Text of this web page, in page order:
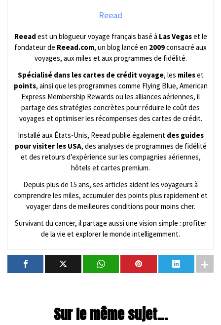
Reead
Reead est un blogueur voyage français basé à Las Vegaset le
fondateur de Reead.com, un blog lancé en 2009consacré aux
voyages, aux miles et aux programmes de fidélité.
Spécialisé dans les cartes de crédit voyage, les mileset
points, ainsi que les programmes comme Flying Blue, American
Express Membership Rewards ou les alliances aériennes, il
partage des stratégies concrètes pour réduire le coût des
voyages et optimiser les récompenses des cartes de crédit.
Installé aux États-Unis, Reead publie également des guides
pour visiter les USA, des analyses de programmes de fidélité
et des retours d’expérience sur les compagnies aériennes,
hôtels et cartes premium.
Depuis plus de 15 ans, ses articles aident les voyageurs à
comprendre les miles, accumuler des points plus rapidement et
voyager dans de meilleures conditions pour moins cher.
Survivant du cancer, il partage aussi une vision simple : profiter
de la vie et explorer le monde intelligemment.
Sur le même sujet...